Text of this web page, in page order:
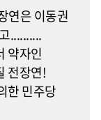
연은 이동권
..........
약자인
전장연!
한 민주당